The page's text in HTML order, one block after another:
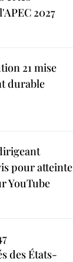
2027
21 mise
durable
pour atteinte
YouTube
des États-